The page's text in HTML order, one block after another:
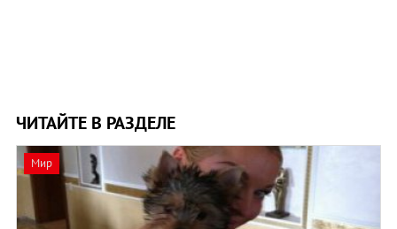
ЧИТАЙТЕ В РАЗДЕЛЕ
Мир